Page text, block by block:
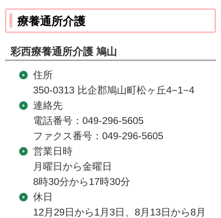
療養通所介護
彩西療養通所介護 鳩山
住所
350-0313 比企郡鳩山町松ヶ丘4−1−4
連絡先
電話番号：049-296-5605
ファクス番号：049-296-5605
営業日時
月曜日から金曜日
8時30分から17時30分
休日
12月29日から1月3日、8月13日から8月